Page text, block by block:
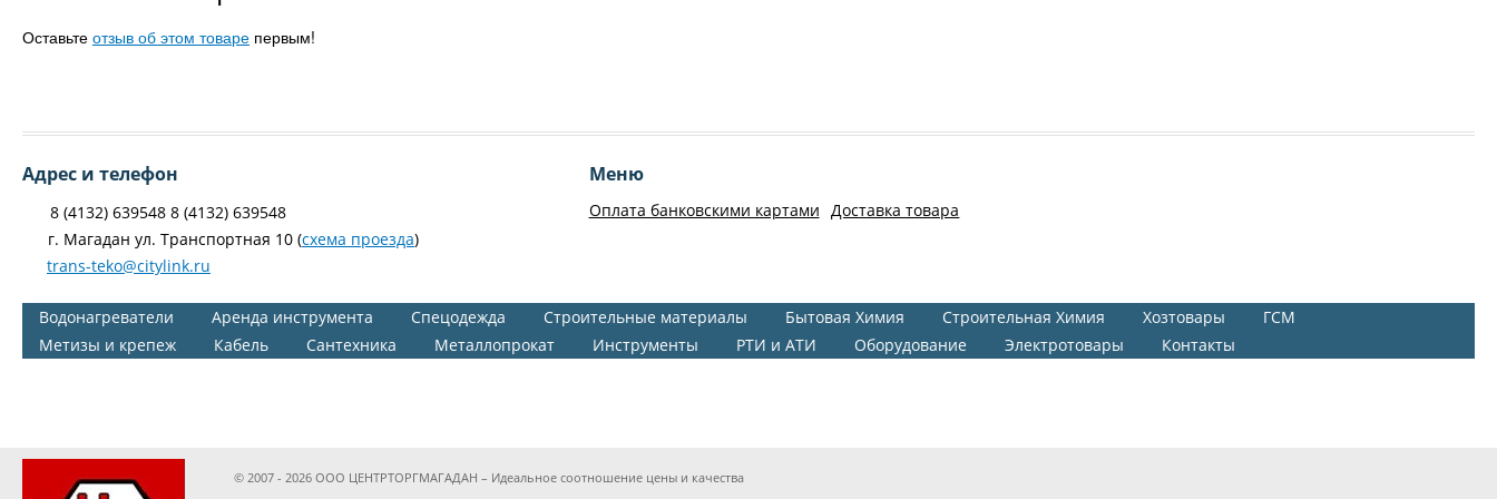
Оставьте отзыв об этом товаре первым!
Адрес и телефон
8 (4132) 639548 8 (4132) 639548
г. Магадан ул. Транспортная 10 (схема проезда)
trans-teko@citylink.ru
Меню
Оплата банковскими картами Доставка товара
Водонагреватели Аренда инструмента Спецодежда Строительные материалы Бытовая Химия Строительная Химия Хозтовары
ГСМ
Метизы и крепеж
Кабель Сантехника Металлопрокат Инструменты РТИ и АТИ Оборудование Электротовары Контакты
© 2007 - 2026 ООО ЦЕНТРТОРГМАГАДАН – Идеальное соотношение цены и качества